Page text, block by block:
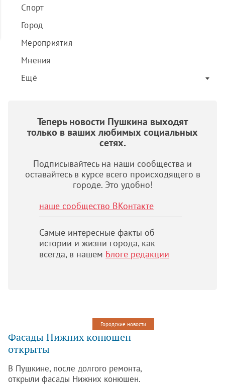
Спорт
Город
Мероприятия
Мнения
Ещё
Теперь новости Пушкина выходят
только в ваших любимых социальных
сетях.
Подписывайтесь на наши сообщества и
оставайтесь в курсе всего происходящего в
городе. Это удобно!
наше сообщество ВКонтакте
Самые интересные факты об
истории и жизни города, как
всегда, в нашем Блоге редакции
Городские новости
Фасады Нижних конюшен
открыты
В Пушкине, после долгого ремонта,
открыли фасады Нижних конюшен.